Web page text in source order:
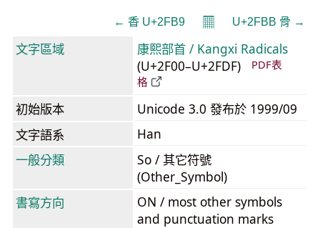
← ⾹ U+2FB9 𝄜 U+2FBB ⾻ →
文字區域
康熙部首 / Kangxi Radicals
(U+2F00–U+2FDF)
PDF表
格
初始版本
Unicode 3.0 發布於 1999/09
文字語系
Han
一般分類
So / 其它符號
(Other_Symbol)
書寫方向
ON / most other symbols
and punctuation marks